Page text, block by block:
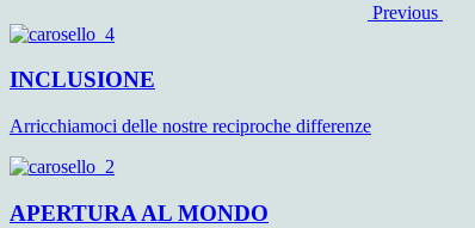
Previous
INCLUSIONE
Arricchiamoci delle nostre reciproche differenze
APERTURA AL MONDO